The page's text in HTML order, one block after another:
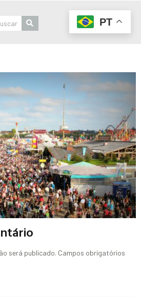
será publicado. Campos obrigatórios
PT